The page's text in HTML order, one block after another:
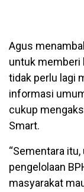
Agus
untuk memberi
tidak perlu lagi
informasi
cukup
Smart.
“Sementara
pengelolaan
masyarakat